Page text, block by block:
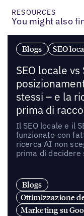
RESOURCES
You might also
Blogs SEO
SEO locale
stessi – e la
prima di
Il SEO locale e il
funzionato con
ricerca AI non
prima di
Blogs
Ottimizzazione
Marketing su